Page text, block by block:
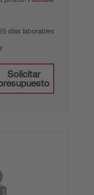
días laborables
Solicitar